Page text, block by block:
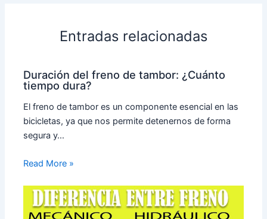
Entradas relacionadas
Duración del freno de tambor: ¿Cuánto
tiempo dura?
El freno de tambor es un componente esencial en las
bicicletas, ya que nos permite detenernos de forma
segura y…
Read More »